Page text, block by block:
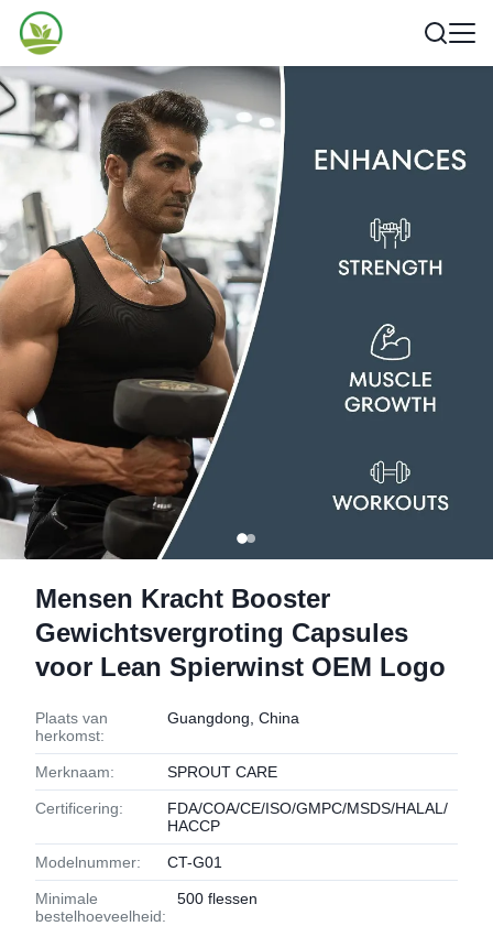
Mensen Kracht Booster
Gewichtsvergroting Capsules
voor Lean Spierwinst OEM Logo
Plaats van
herkomst:
Guangdong, China
Merknaam: SPROUT CARE
Certificering:
FDA/COA/CE/ISO/GMPC/MSDS/HALAL/
HACCP
Modelnummer: CT-G01
Minimale
bestelhoeveelheid:
500 flessen